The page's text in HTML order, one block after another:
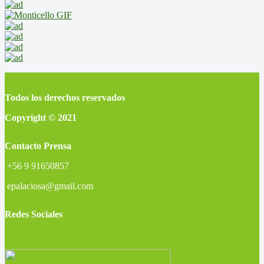
Todos los derechos reservados
Copyright © 2021
Contacto Prensa
+56 9 91650857
epalaciosa@gmail.com
Redes Sociales